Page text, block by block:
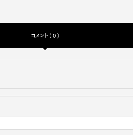
コメント ( 0 )